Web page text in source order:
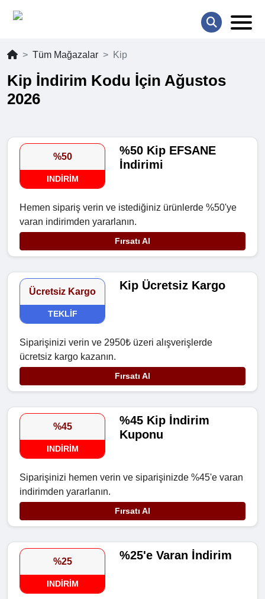
Tüm Mağazalar Kip
Kip İndirim Kodu İçin Ağustos
2026
%50
INDIRIM
%50 Kip EFSANE
İndirimi
Hemen sipariş verin ve istediğiniz ürünlerde %50'ye
varan indirimden yararlanın.
Fırsatı Al
Ücretsiz Kargo
TEKLIF
Kip Ücretsiz Kargo
Siparişinizi verin ve 2950₺ üzeri alışverişlerde
ücretsiz kargo kazanın.
Fırsatı Al
%45
INDIRIM
%45 Kip İndirim
Kuponu
Siparişinizi hemen verin ve siparişinizde %45'e varan
indirimden yararlanın.
Fırsatı Al
%25
INDIRIM
%25'e Varan İndirim